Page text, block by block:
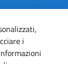
i